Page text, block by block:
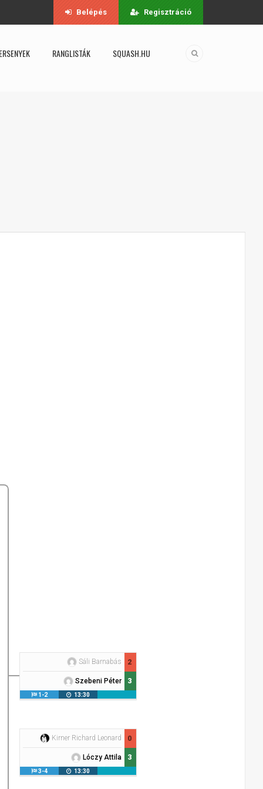
Belépés Regisztráció
RANGLISTÁK SQUASH.HU
Sáli Barnabás
Szebeni Péter
2
3
1-2 13:30
Kirner Richard Leonard
Lóczy Attila
0
3
3-4 13:30